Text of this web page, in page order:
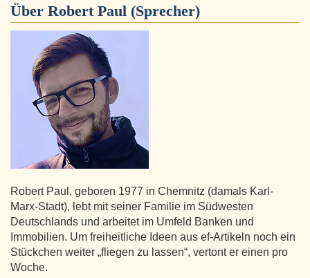
Über Robert Paul (Sprecher)
Robert Paul, geboren 1977 in Chemnitz (damals Karl-
Marx-Stadt), lebt mit seiner Familie im Südwesten
Deutschlands und arbeitet im Umfeld Banken und
Immobilien. Um freiheitliche Ideen aus ef-Artikeln noch ein
Stückchen weiter „fliegen zu lassen“, vertont er einen pro
Woche.